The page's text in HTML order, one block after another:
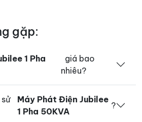
gặp:
1 Pha
giá bao
nhiêu?
Máy Phát Điện Jubilee
1 Pha 50KVA
?